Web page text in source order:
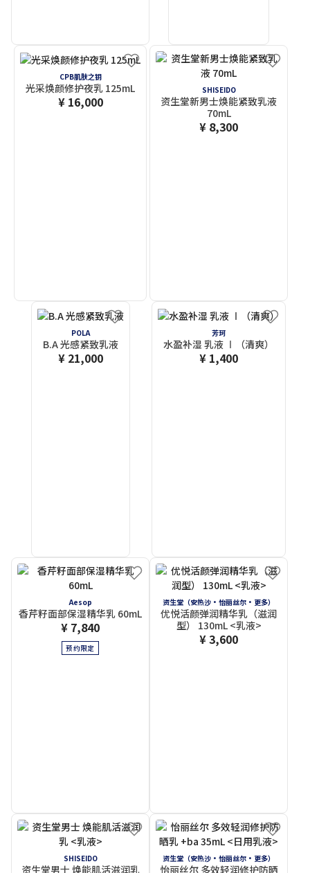
CPB肌肤之钥
光采焕颜修护夜乳 125mL
¥ 16,000
SHISEIDO
资生堂新男士焕能紧致乳液
70mL
¥ 8,300
POLA
B.A 光感紧致乳液
¥ 21,000
芳珂
水盈补湿 乳液 Ⅰ（清爽）
¥ 1,400
Aesop
香芹籽面部保湿精华乳 60mL
¥ 7,840
预约限定
资生堂（安热沙・怡丽丝尔・更多）
优悦活颜弹润精华乳（滋润
型） 130mL <乳液>
¥ 3,600
SHISEIDO
资生堂男士 焕能肌活滋润乳
资生堂（安热沙・怡丽丝尔・更多）
怡丽丝尔 多效轻润修护防晒